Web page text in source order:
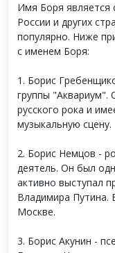
Имя Боря
России и других
популярно. Ниже
с именем Боря:
1. Борис
группы "Аквариум".
русского рока и
музыкальную сцену.
2. Борис Немцов -
деятель. Он был
активно выступал
Владимира Путина.
Москве.
3. Борис Акунин -